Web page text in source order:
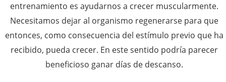
entrenamiento es ayudarnos a crecer muscularmente.
Necesitamos dejar al organismo regenerarse para que
entonces, como consecuencia del estímulo previo que ha
recibido, pueda crecer. En este sentido podría parecer
beneficioso ganar días de descanso.